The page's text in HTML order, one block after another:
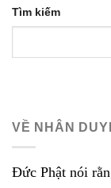
Tìm kiếm
VỀ NHÂN
Đức Phật nói